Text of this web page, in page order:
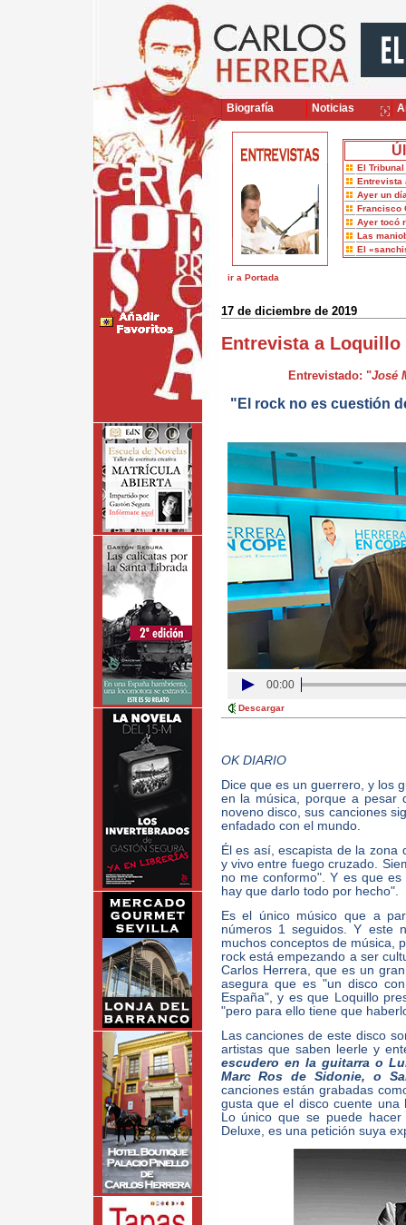
El
Entrevista
Ayer un
Francisco
Ayer tocó
Las
El
ir a Portada
17 de diciembre de 2019
Entrevista a Loquillo
Entrevistado: "José
"El rock no es cuestión
00:00
Descargar
OK DIARIO
Dice que es un guerrero, y los
en la música, porque a pesar
noveno disco, sus canciones
enfadado con el mundo.
Él es así, escapista de la zona
y vivo entre fuego cruzado.
no me conformo". Y es que
hay que darlo todo por hecho".
Es el único músico que a
números 1 seguidos. Y este
muchos conceptos de música,
rock está empezando a ser
Carlos Herrera, que es un
asegura que es "un disco
España", y es que Loquillo
"pero para ello tiene que
Las canciones de este disco
artistas que saben leerle y
escudero en la guitarra o
Marc Ros de Sidonie, o
canciones están grabadas
gusta que el disco cuente
Lo único que se puede
Deluxe, es una petición suya
Biografía Noticias